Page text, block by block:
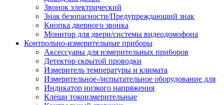
Звонок электрический
Знак безопасности/Предупреждающий знак
Кнопка дверного звонка
Монитор для двери/системы видеодомофона
Контрольно-измерительные приборы
Аксессуары для измерительных приборов
Детектор скрытой проводки
Измеритель температуры и климата
Измерительное-/испытательное оборудование для
Индикатор низкого напряжения
Клещи токоизмерительные